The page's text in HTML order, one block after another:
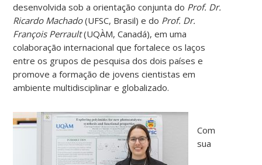
desenvolvida sob a orientação conjunta do Prof. Dr.
Ricardo Machado(UFSC, Brasil) e do Prof. Dr.
François Perrault(UQÀM, Canadá), em uma
colaboração internacional que fortalece os laços
entre os grupos de pesquisa dos dois países e
promove a formação de jovens cientistas em
ambiente multidisciplinar e globalizado.
Com
sua